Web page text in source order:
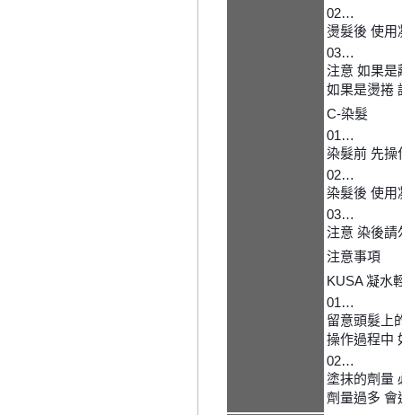
02…
燙髮後 使用
03…
注意 如果是
如果是燙捲
C-染髮
01…
染髮前 先操
02…
染髮後 使用
03…
注意 染後請
注意事項
KUSA 凝水
01…
留意頭髮上
操作過程中
02…
塗抹的劑量
劑量過多 會